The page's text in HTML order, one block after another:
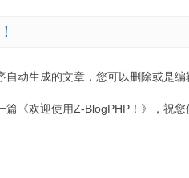
自动生成的文章，您可以删除或是编
篇《欢迎使用Z-BlogPHP！》，祝